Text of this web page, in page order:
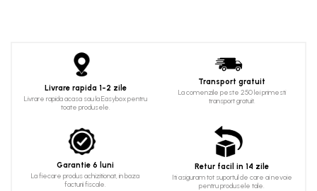
Livrare rapida 1-2 zile
Livrare rapida acasa sau la Easybox pentru
toate produsele.
Transport gratuit
La comenzile peste 250 lei primesti
transport gratuit.
Garantie 6 luni
La fiecare produs achizitionat, in baza
facturii fiscale.
Retur facil in 14 zile
Iti asiguram tot suportul de care ai nevoie
pentru produsele tale.